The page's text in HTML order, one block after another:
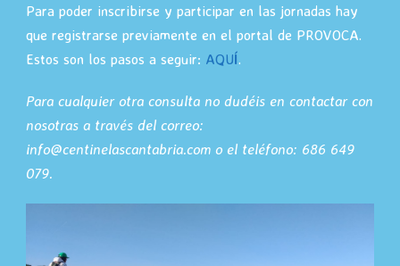
Para poder inscribirse y participar en las jornadas hay
que registrarse previamente en el portal de PROVOCA.
Estos son los pasos a seguir: AQUÍ.
Para cualquier otra consulta no dudéis en contactar con
nosotras a través del correo:
info@centinelascantabria.com o el teléfono: 686 649
079.